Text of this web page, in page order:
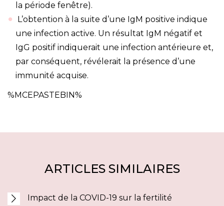
la période fenêtre).
L’obtention à la suite d’une IgM positive indique
une infection active. Un résultat IgM négatif et
IgG positif indiquerait une infection antérieure et,
par conséquent, révélerait la présence d’une
immunité acquise.
%MCEPASTEBIN%
ARTICLES SIMILAIRES
Impact de la COVID-19 sur la fertilité